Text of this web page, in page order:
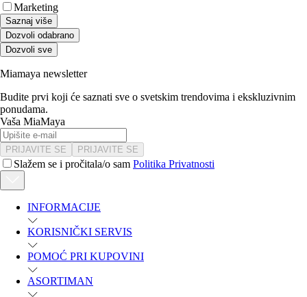
Marketing
Saznaj više
Dozvoli odabrano
Dozvoli sve
Miamaya newsletter
Budite prvi koji će saznati sve o svetskim trendovima i ekskluzivnim
ponudama.
Vaša MiaMaya
PRIJAVITE SE PRIJAVITE SE
Slažem se i pročitala/o sam Politika Privatnosti
INFORMACIJE
KORISNIČKI SERVIS
POMOĆ PRI KUPOVINI
ASORTIMAN